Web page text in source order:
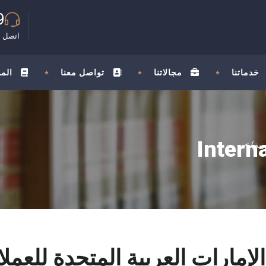
اتصل
خدماتنا مجالاتنا تواصل معنا
>
الإمارات العربية المتحدة